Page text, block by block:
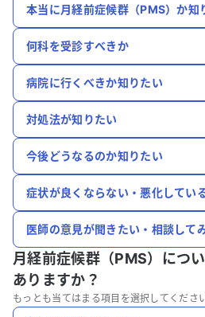
本当に月経前症候群（PMS）か知
何科を受診すべきか
病院に行くべきか知りたい
対処法が知りたい
今後どうなるのか知りたい
症状が良くならない・悪化してい
医師の意見が聞きたい・相談して
月経前症候群（PMS）につ
ありますか？
もっとも当てはまる項目を選択してください